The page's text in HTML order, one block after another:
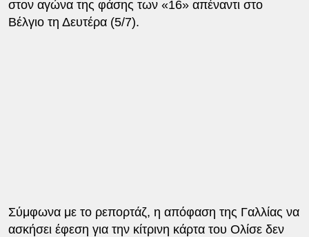
στον αγώνα της φάσης των «16» απέναντι στο
Βέλγιο τη Δευτέρα (5/7).
Σύμφωνα με το ρεπορτάζ, η απόφαση της Γαλλίας να
ασκήσει έφεση για την κίτρινη κάρτα του Ολίσε δεν